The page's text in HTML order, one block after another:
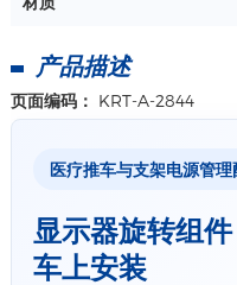
产品描述
页面编码： KRT-A-2844
医疗推车与支架电源管理
显示器旋转组
车上安装